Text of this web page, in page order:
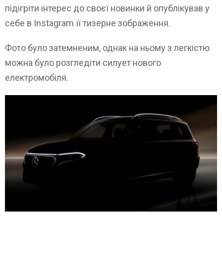
підігріти інтерес до своєї новинки й опублікував у
себе в Instagram її тизерне зображення.
Фото було затемненим, однак на ньому з легкістю
можна було розгледіти силует нового
електромобіля.